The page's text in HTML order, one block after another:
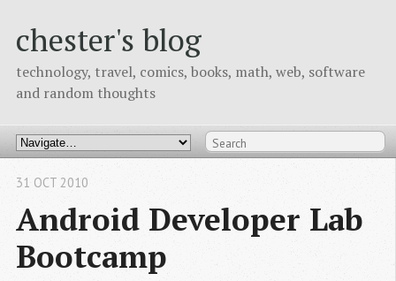
chester's blog
technology, travel, comics, books, math, web, software
and random thoughts
Android Developer Lab
Bootcamp
31 OCT 2010